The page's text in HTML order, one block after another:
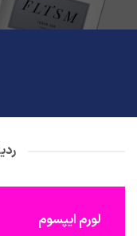
ردیف
لورم ایپسوم